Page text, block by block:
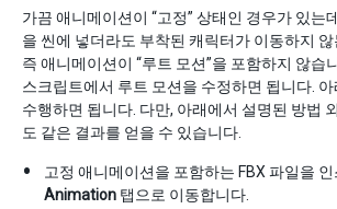
가끔 애니메이션이 “고정” 상태인 경우가 있는
을 씬에 넣더라도 부착된 캐릭터가 이동하지
즉 애니메이션이 “루트 모션”을 포함하지 않습
스크립트에서 루트 모션을 수정하면 됩니다.
수행하면 됩니다. 다만, 아래에서 설명된 방법
도 같은 결과를 얻을 수 있습니다.
고정 애니메이션을 포함하는 FBX 파일을
Animation 탭으로 이동합니다.